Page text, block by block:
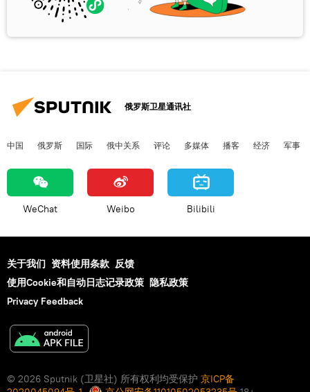
俄罗斯卫星通讯社
中国 俄罗斯 国际 俄中关系 评论 多媒体 播客 经济 军事
WeChat Weibo Bilibili
关于我们 资料使用条款 反馈
使用Cookie和自动日志记录政策 隐私政策
Privacy Feedback
© 2026 Sputnik (卫星社) 所有权利均受保护 京ICP备